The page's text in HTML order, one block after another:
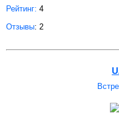
Рейтинг: 4
Отзывы: 2